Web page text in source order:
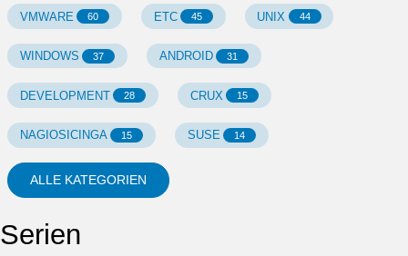
VMWARE 60 ETC 45 UNIX 44
WINDOWS 37 ANDROID 31
DEVELOPMENT 28 CRUX 15
NAGIOSICINGA 15 SUSE 14
ALLE KATEGORIEN
Serien